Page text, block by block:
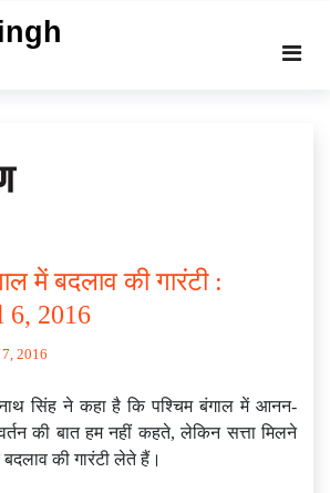
में बदलाव की गारंटी :
6, 2016
2016
सिंह ने कहा है कि पश्चिम बंगाल में आनन-
की बात हम नहीं कहते, लेकिन सत्ता मिलने
की गारंटी लेते हैं।